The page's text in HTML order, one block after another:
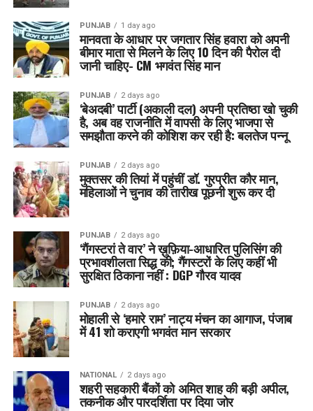
PUNJAB 1 day ago
मानवता के आधार पर जगतार सिंह हवारा को अपनी
बीमार माता से मिलने के लिए 10 दिन की पैरोल दी
जानी चाहिए- CM भगवंत सिंह मान
PUNJAB 2 days ago
‘बेअदबी’ पार्टी (अकाली दल) अपनी प्रतिष्ठा खो चुकी
है, अब वह राजनीति में वापसी के लिए भाजपा से
समझौता करने की कोशिश कर रही है: बलतेज पन्नू
PUNJAB 2 days ago
मुक्तसर की तियां में पहुंचीं डॉ. गुरप्रीत कौर मान,
महिलाओं ने चुनाव की तारीख पूछनी शुरू कर दी
PUNJAB 2 days ago
‘गैंगस्टरां ते वार’ ने ख़ुफ़िया-आधारित पुलिसिंग की
प्रभावशीलता सिद्ध की; गैंगस्टरों के लिए कहीं भी
सुरक्षित ठिकाना नहीं : DGP गौरव यादव
PUNJAB 2 days ago
मोहाली से ‘हमारे राम’ नाट्य मंचन का आगाज, पंजाब
में 41 शो कराएगी भगवंत मान सरकार
NATIONAL 2 days ago
शहरी सहकारी बैंकों को अमित शाह की बड़ी अपील,
तकनीक और पारदर्शिता पर दिया जोर